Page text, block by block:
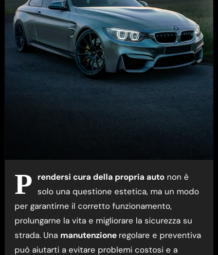
P rendersi cura della propria autonon è
solo una questione estetica, ma un modo
per garantirne il corretto funzionamento,
prolungarne la vita e migliorare la sicurezza su
strada. Una manutenzione regolare e preventiva
può aiutarti a evitare problemi costosi e a